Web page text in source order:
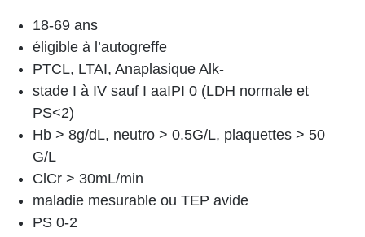
18-69 ans
éligible à l’autogreffe
PTCL, LTAI, Anaplasique Alk-
stade I à IV sauf I aaIPI 0 (LDH normale et
PS<2)
Hb > 8g/dL, neutro > 0.5G/L, plaquettes > 50
G/L
ClCr > 30mL/min
maladie mesurable ou TEP avide
PS 0-2